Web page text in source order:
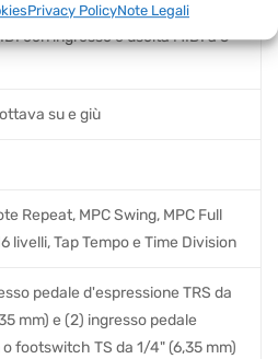
Privacy PolicyNote Legali
con ingresso e uscita MIDI a 5
su e giù
Repeat, MPC Swing, MPC Full
livelli, Tap Tempo e Time Division
pedale d'espressione TRS da
mm) e (2) ingresso pedale
footswitch TS da 1/4" (6,35 mm)